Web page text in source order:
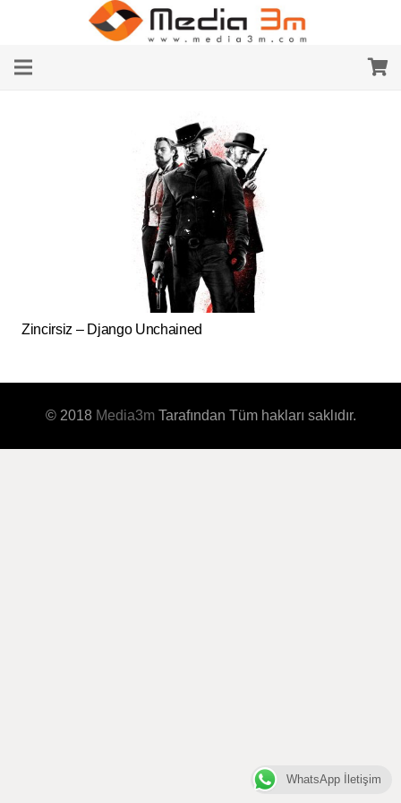
Zincirsiz – Django Unchained
© 2018 Media3mTarafından Tüm hakları saklıdır.
WhatsApp İletişim